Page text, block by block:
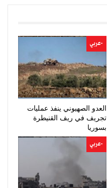
-عربي
العدو الصهيوني ينفذ عمليات
تجريف في ريف القنيطرة
بسوريا
-عربي